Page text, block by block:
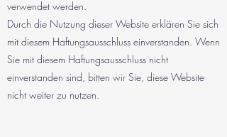
verwendet werden.
Durch die Nutzung dieser Website erklären Sie sich
mit diesem Haftungsausschluss einverstanden. Wenn
Sie mit diesem Haftungsausschluss nicht
einverstanden sind, bitten wir Sie, diese Website
nicht weiter zu nutzen.